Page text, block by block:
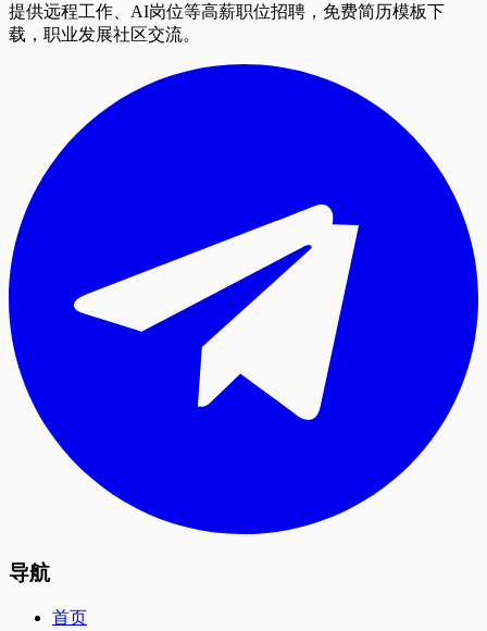
提供远程工作、AI岗位等高薪职位招聘，免费简历模板下
载，职业发展社区交流。
导航
首页